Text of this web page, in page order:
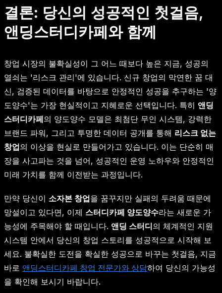
결론: 당신의 성공적인 첫걸음,
앤딩스터디카페와 함께
창업 시장의 불확실성이 그 어느 때보다 높은 지금, 성공의
열쇠는 '리스크 관리'에 있습니다. 신규 창업의 막연한 꿈 대
신, 검증된 데이터를 바탕으로 안정적인 성공을 추구하는 '양
도양수'는 가장 현실적이고 지혜로운 선택입니다. 특히 앤딩
스터디카페의 양도양수 모델은 최첨단 무인 시스템, 강력한
브랜드 파워, 그리고 투명한 데이터 공개를 통해 리스크 없는
창업의 이상을 현실로 만들어가고 있습니다. 이는 단순히 매
장을 사고파는 것을 넘어, 성공적인 운영 노하우와 안정적인
미래 가치를 함께 이전받는 과정입니다.
만약 당신이 소자본 창업을 꿈꾸지만 실패의 두려움 때문에
망설이고 있다면, 이제 스터디카페 양도양수라는 새로운 가
능성에 주목해야 할 때입니다. 앤딩 스터디의 체계적인 지원
시스템 안에서 당신의 창업 스토리를 성공적으로 시작해 보
세요. 불확실한 도전을 확실한 성공으로 바꾸는 첫걸음, 지금
바로 앤딩스터디카페 창업 전문가와 상담하여 당신의 가능성
을 확인해 보시기 바랍니다.